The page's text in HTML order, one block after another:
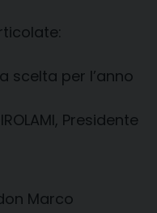
scelta per l’anno
Presidente
Marco